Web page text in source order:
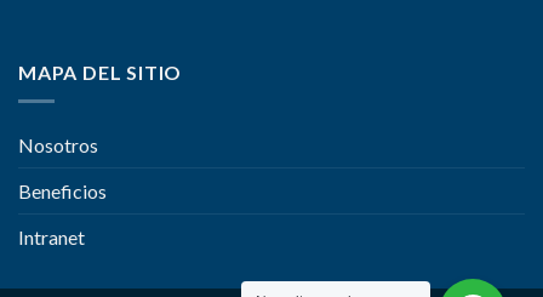
MAPA DEL SITIO
Nosotros
Beneficios
Intranet